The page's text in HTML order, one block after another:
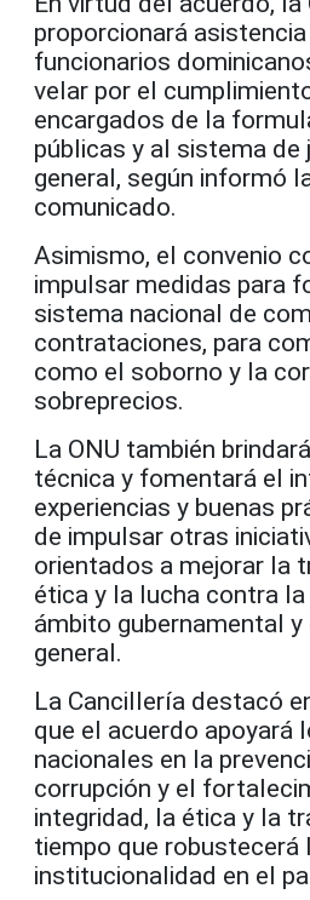
proporcionará
funcionarios
velar por el
encargados de la
públicas y al sistema de
general, según informó
comunicado.
Asimismo, el convenio
impulsar medidas para
sistema nacional de
contrataciones, para
como el soborno y la
sobreprecios.
La ONU también
técnica y fomentará el
experiencias y buenas
de impulsar otras
orientados a mejorar la
ética y la lucha contra
ámbito gubernamental
general.
La Cancillería destacó
que el acuerdo apoyará
nacionales en la
corrupción y el
integridad, la ética y la
tiempo que robustecerá
institucionalidad en el